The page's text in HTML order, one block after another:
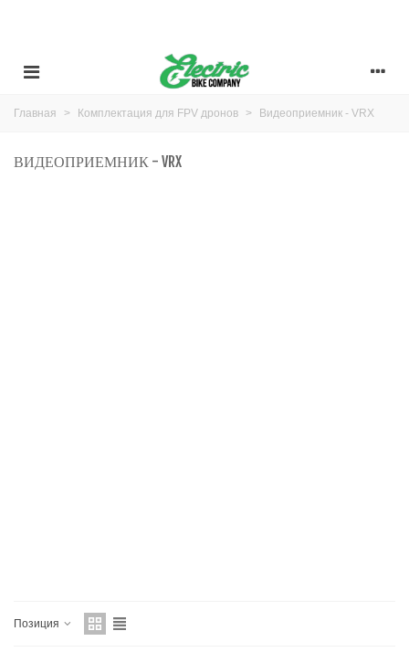
Главная > Комплектация для FPV дронов > Видеоприемник - VRX
ВИДЕОПРИЕМНИК - VRX
Позиция